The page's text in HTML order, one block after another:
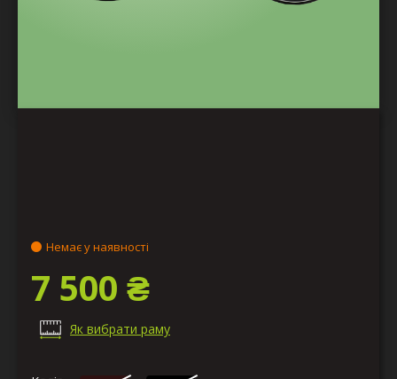
Немає у наявності
7 500 ₴
Як вибрати раму